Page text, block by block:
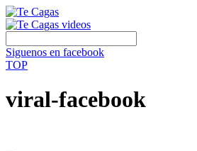
Siguenos en facebook
TOP
viral-facebook